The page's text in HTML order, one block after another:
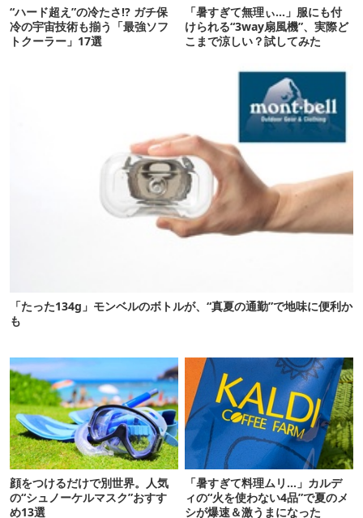
“ハード超え”の冷たさ!? ガチ保
冷の宇宙技術も揃う「最強ソフ
トクーラー」17選
「暑すぎて無理ぃ…」服にも付
けられる“3way扇風機”、実際ど
こまで涼しい？試してみた
「たった134g」モンベルのボトルが、“真夏の通勤”で地味に便利か
も
顔をつけるだけで別世界。人気
の“シュノーケルマスク”おすす
め13選
「暑すぎて料理ムリ…」カルデ
ィの“火を使わない4品”で夏のメ
シが爆速＆激うまになった